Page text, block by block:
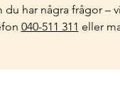
har några frågor –
040-511 311 eller